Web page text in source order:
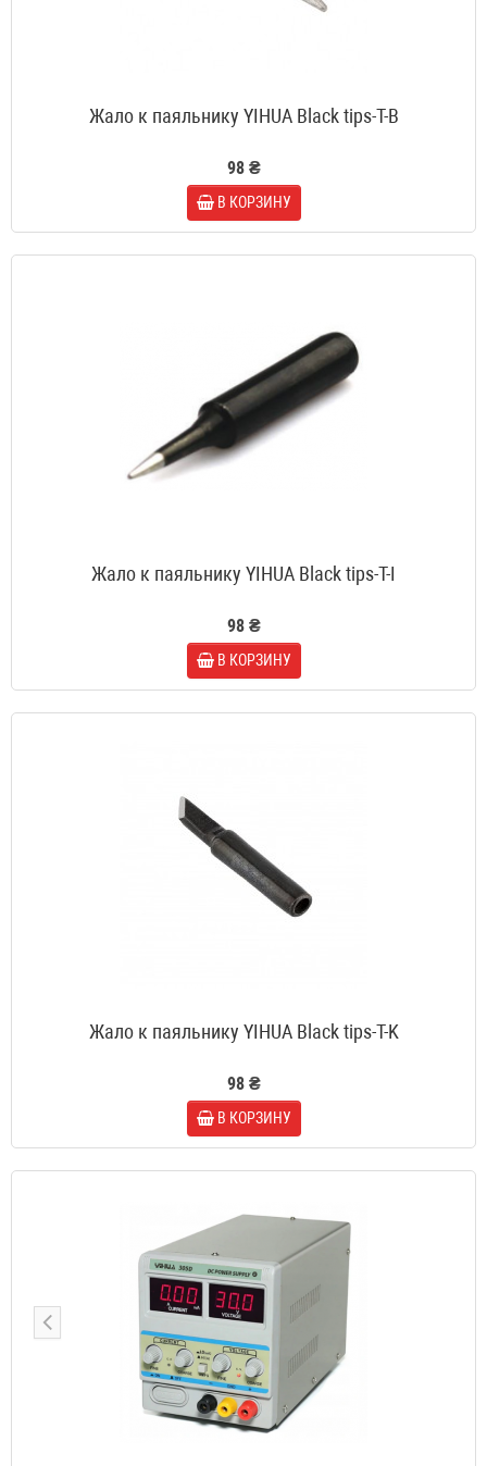
Жало к паяльнику YIHUA Black tips-T-B
98 ₴
В КОРЗИНУ
Жало к паяльнику YIHUA Black tips-T-I
98 ₴
В КОРЗИНУ
Жало к паяльнику YIHUA Black tips-T-K
98 ₴
В КОРЗИНУ